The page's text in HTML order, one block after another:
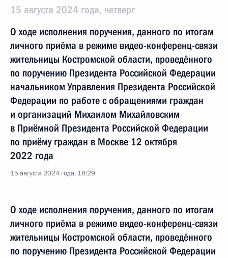
15 августа 2024 года, четверг
О ходе исполнения поручения, данного по итогам
личного приёма в режиме видео-конференц-связи
жительницы Костромской области, проведённого
по поручению Президента Российской Федерации
начальником Управления Президента Российской
Федерации по работе с обращениями граждан
и организаций Михаилом Михайловским
в Приёмной Президента Российской Федерации
по приёму граждан в Москве 12 октября
2022 года
15 августа 2024 года, 18:29
О ходе исполнения поручения, данного по итогам
личного приёма в режиме видео-конференц-связи
жительницы Костромской области, проведённого
по поручению Президента Российской Федерации